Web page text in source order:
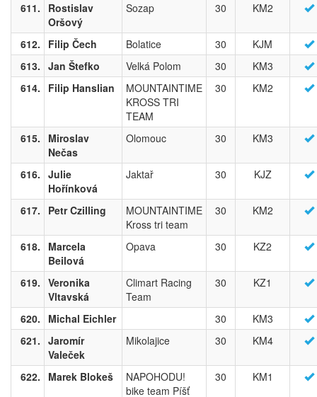
611.
Rostislav
Oršový
Sozap 30 KM2
612. Filip Čech Bolatice 30
KJM
613. Jan Štefko Velká Polom 30
KM3
614.
Filip Hanslian
MOUNTAINTIME
KROSS TRI
TEAM
30 KM2
615.
Miroslav
Nečas
Olomouc 30 KM3
616. Julie
Hořínková
Jaktař 30 KJZ
617. Petr Czilling
MOUNTAINTIME
Kross tri team
30 KM2
618.
Marcela
Beilová
Opava 30 KZ2
619. Veronika
Vltavská
Climart Racing
Team
30 KZ1
620. Michal Eichler 30
KM3
621. Jaromír
Valeček
Mikolajice 30 KM4
622. Marek Blokeš
NAPOHODU!
bike team Píšť
30 KM1